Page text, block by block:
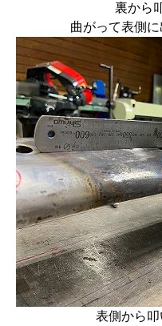
裏から
曲がって表側
表側から